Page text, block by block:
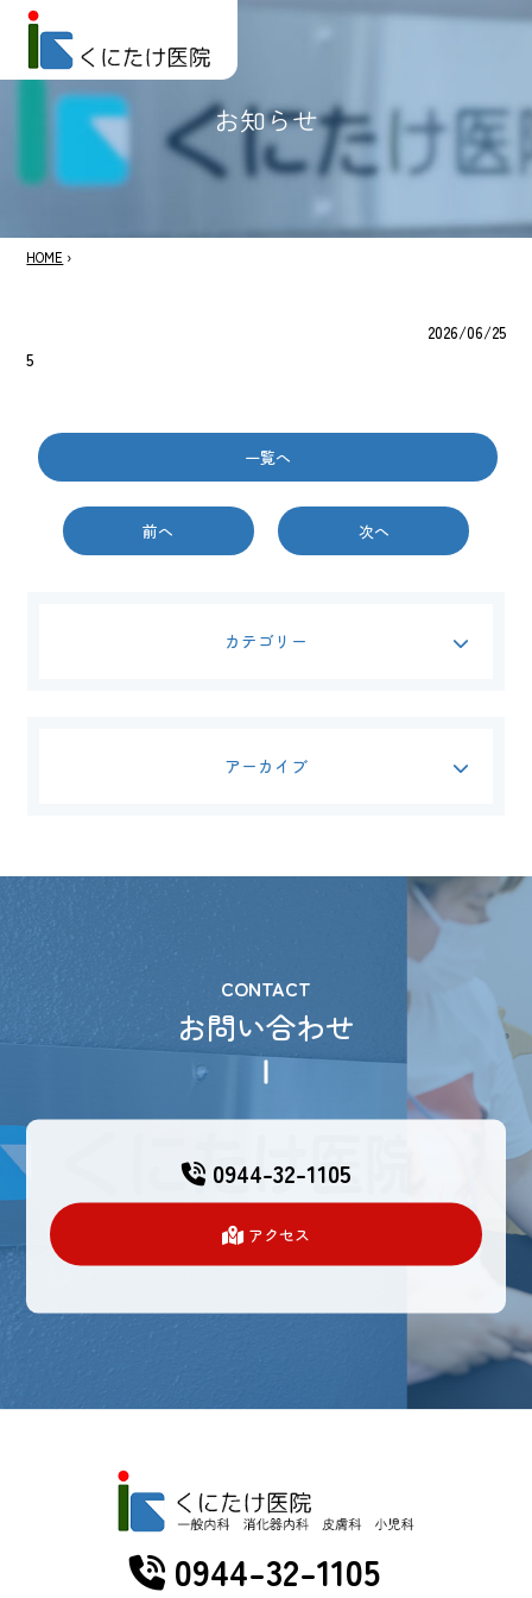
お知らせ
HOME ›
2026/06/25
5
前へ
一覧へ
次へ
カテゴリー
アーカイブ
CONTACT
お問い合わせ
0944-32-1105
アクセス
0944-32-1105